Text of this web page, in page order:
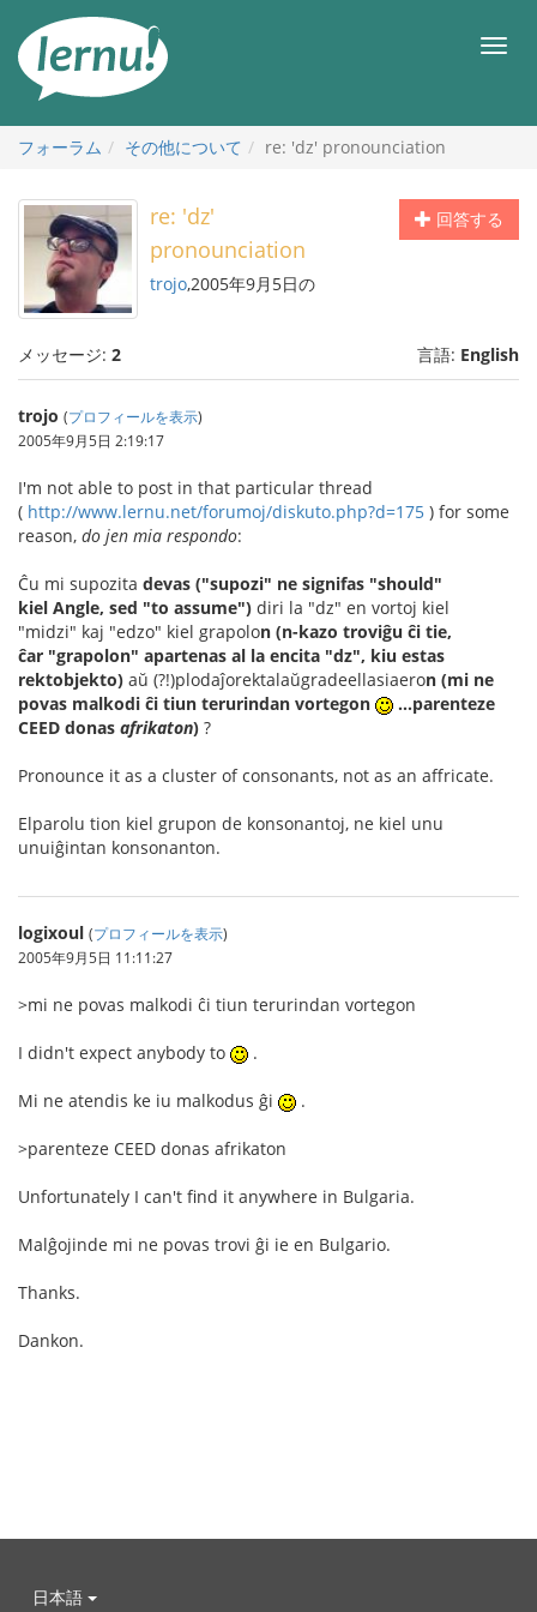
メ
フォーラム
その他について re: 'dz' pronounciation
回答する
re: 'dz'
pronounciation
trojo,2005年9月5日の
メッセージ: 2 言語: English
trojo (プロフィールを表示)
2005年9月5日 2:19:17
I'm not able to post in that particular thread
( http://www.lernu.net/forumoj/diskuto.php?d=175 ) for some
reason, do jen mia respondo:
Ĉu mi supozita devas ("supozi" ne signifas "should"
kiel Angle, sed "to assume") diri la "dz" en vortoj kiel
"midzi" kaj "edzo" kiel grapolon (n-kazo troviĝu ĉi tie,
ĉar "grapolon" apartenas al la encita "dz", kiu estas
rektobjekto) aŭ (?!)plodaĵorektalaŭgradeellasiaeron (mi ne
povas malkodi ĉi tiun terurindan vortegon
...parenteze
CEED donas afrikaton) ?
Pronounce it as a cluster of consonants, not as an affricate.
Elparolu tion kiel grupon de konsonantoj, ne kiel unu
unuiĝintan konsonanton.
logixoul (プロフィールを表示)
2005年9月5日 11:11:27
>mi ne povas malkodi ĉi tiun terurindan vortegon
I didn't expect anybody to .
Mi ne atendis ke iu malkodus ĝi .
>parenteze CEED donas afrikaton
Unfortunately I can't find it anywhere in Bulgaria.
Malĝojinde mi ne povas trovi ĝi ie en Bulgario.
Thanks.
Dankon.
日本語